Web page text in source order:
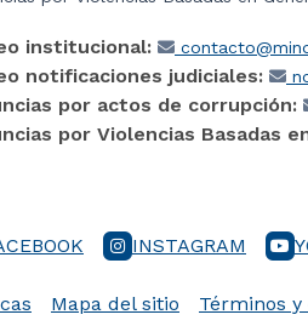
institucional:
notificaciones judiciales:
por actos de corrupción:
por Violencias Basadas
INSTAGRAM
Mapa del sitio Términos